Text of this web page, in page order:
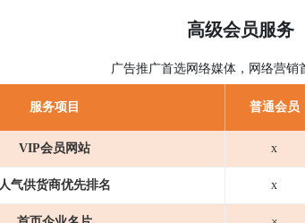
高级会员服务
广告推广首选网络媒体，网络营销
服务项目 普通会员
VIP会员 网站 x
人气供货商优先排名 x